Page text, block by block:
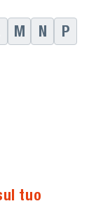
M N
P
tuo